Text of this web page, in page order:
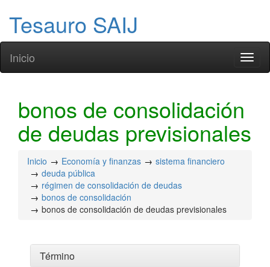
Tesauro SAIJ
Inicio
bonos de consolidación
de deudas previsionales
Inicio Economía y finanzas
sistema financiero
deuda pública
régimen de consolidación de deudas
bonos de consolidación
bonos de consolidación de deudas previsionales
Término